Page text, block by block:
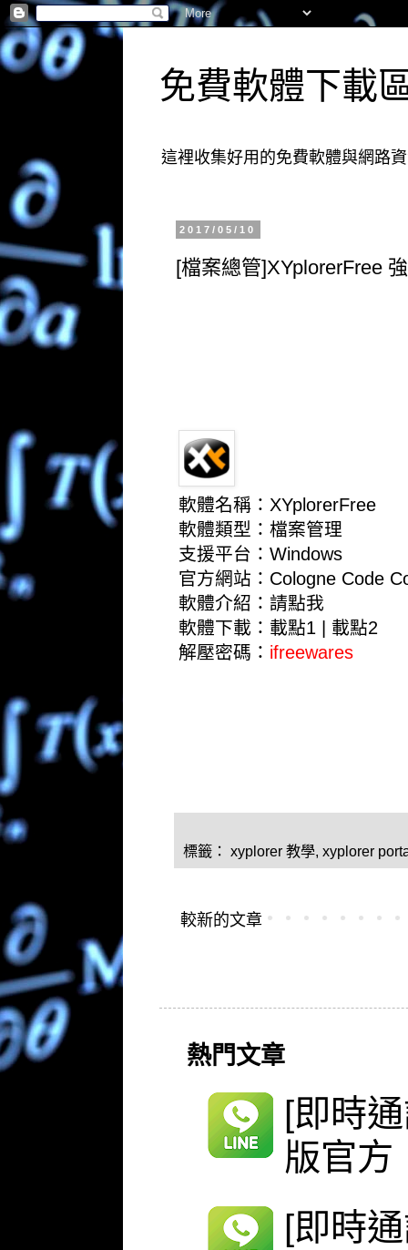
免費軟體下載
這裡收集好用的免費軟體與網路
2017/05/10
[檔案總管]XYplorerFree
軟體名稱：XYplorerFree
軟體類型：檔案管理
支援平台：Windows
官方網站： Cologne Code
軟體介紹： 請點我
軟體下載： 載點1
載點2
解壓密碼： ifreewares
標籤： xyplorer 教學, xyplorer
較新的文章
熱門文章
[即時
版官方
[即時